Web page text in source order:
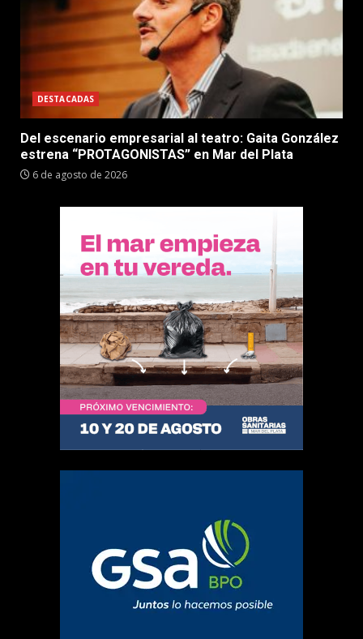
DESTACADAS
Del escenario empresarial al teatro: Gaita González
estrena “PROTAGONISTAS” en Mar del Plata
6 de agosto de 2026